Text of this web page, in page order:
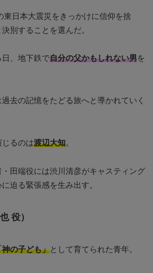
東日本大震災をきっかけに信仰を捨
別することを選んだ。
、地下鉄で自分の父かもしれない男を
去の記憶をたどる旅へと導かれていく
るのは渡辺大知。
田端役には渋川清彦がキャスティング
迫る緊張感を生み出す。
役）
神の子ども」として育てられた青年。